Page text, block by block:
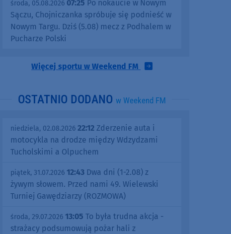
środa, 05.08.2026 07:25 Po nokaucie w Nowym
Sączu, Chojniczanka spróbuje się podnieść w
Nowym Targu. Dziś (5.08) mecz z Podhalem w
Pucharze Polski
Więcej sportu w Weekend FM
OSTATNIO DODANO w Weekend FM
niedziela, 02.08.2026 22:12 Zderzenie auta i
motocykla na drodze między Wdzydzami
Tucholskimi a Olpuchem
piątek, 31.07.2026 12:43 Dwa dni (1-2.08) z
żywym słowem. Przed nami 49. Wielewski
Turniej Gawędziarzy (ROZMOWA)
środa, 29.07.2026 13:05 To była trudna akcja -
strażacy podsumowują pożar hali z